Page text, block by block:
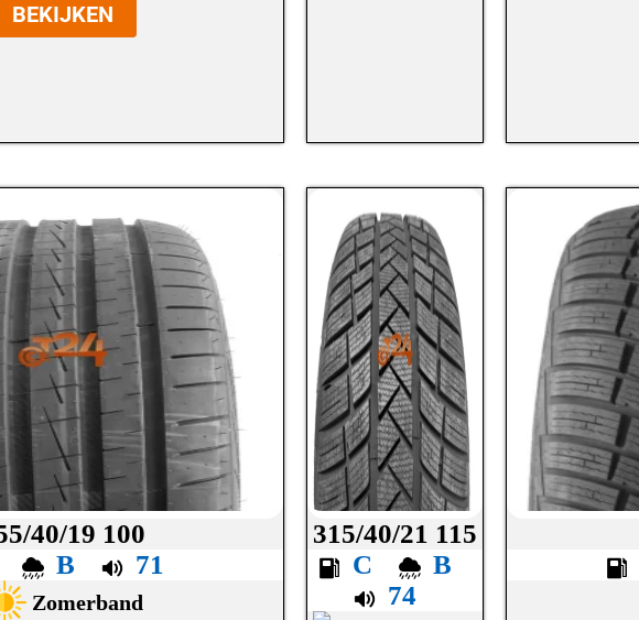
BEKIJKEN
40/19 100
B 71
Zomerband
315/40/21 115
C
B
74